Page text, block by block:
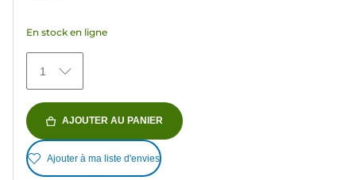
150
avis
En stock en ligne
1
AJOUTER AU PANIER
Ajouter à ma liste d'envies